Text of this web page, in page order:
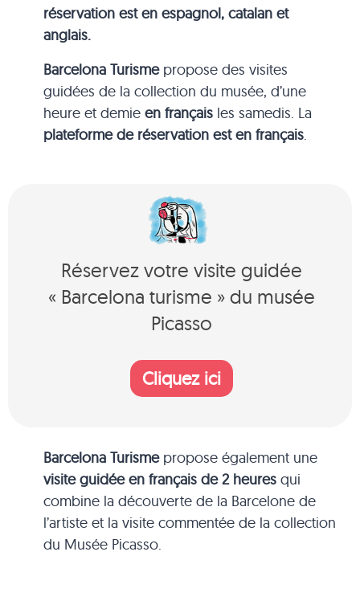
réservation est en espagnol, catalan et
anglais.
Barcelona Turismepropose des visites
guidées de la collection du musée, d’une
heure et demie en français les samedis. La
plateforme de réservation est en français.
Réservez votre visite guidée
« Barcelona turisme » du musée
Picasso
Cliquez ici
Barcelona Turisme propose également une
visite guidée en français de 2 heures qui
combine la découverte de la Barcelone de
l’artiste et la visite commentée de la collection
du Musée Picasso.